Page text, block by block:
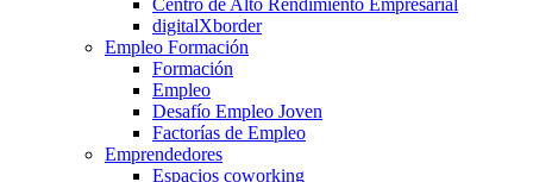
digitalXborder
Empleo Formación
Formación
Empleo
Desafío Empleo Joven
Factorías de Empleo
Emprendedores
Espacios coworking